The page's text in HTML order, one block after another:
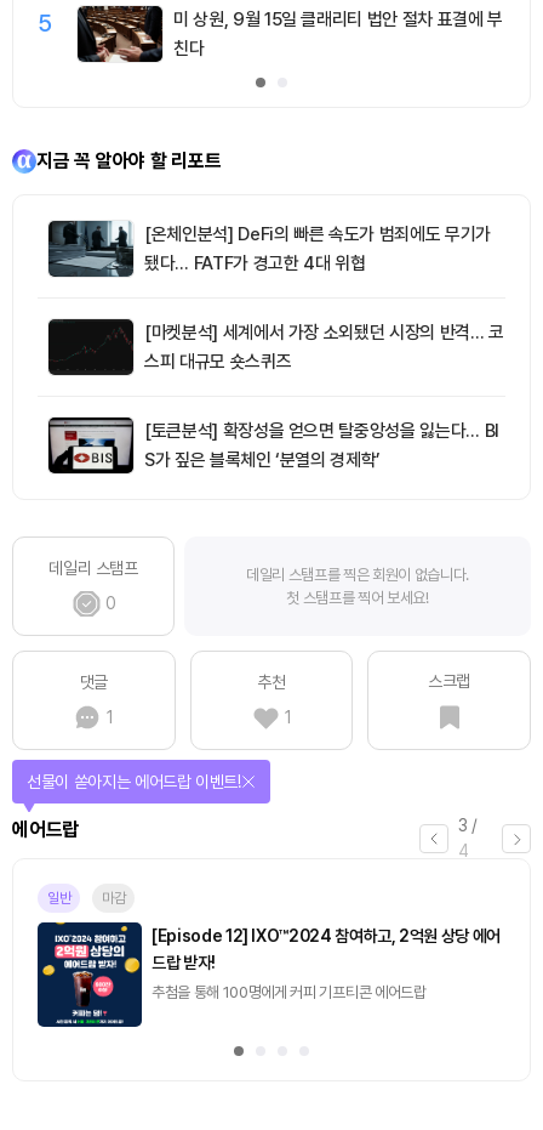
5
미 상원, 9월 15일 클래리티 법안 절차 표결에 부
친다
지금 꼭 알아야 할 리포트
[온체인분석] DeFi의 빠른 속도가 범죄에도 무기가
됐다… FATF가 경고한 4대 위협
[마켓분석] 세계에서 가장 소외됐던 시장의 반격… 코
스피 대규모 숏스퀴즈
[토큰분석] 확장성을 얻으면 탈중앙성을 잃는다… BI
S가 짚은 블록체인 ‘분열의 경제학’
데일리 스탬프
0
데일리 스탬프를 찍은 회원이 없습니다.
첫 스탬프를 찍어 보세요!
댓글
1
추천
1
스크랩
3 /
4
에어드랍
선물이 쏟아지는 에어드랍 이벤트!
일반 마감
[Episode 12] IXO™2024 참여하고, 2억원 상당 에어
드랍 받자!
추첨을 통해 100명에게 커피 기프티콘 에어드랍